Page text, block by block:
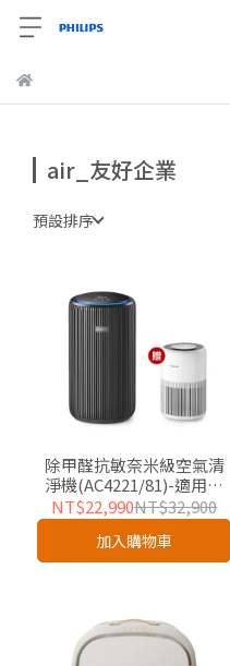
air_友好企業
預設排序
除甲醛抗敏奈米級空氣清
淨機(AC4221/81)-適用28
坪-友好企業專屬優惠
NT$22,990NT$32,900
加入購物車